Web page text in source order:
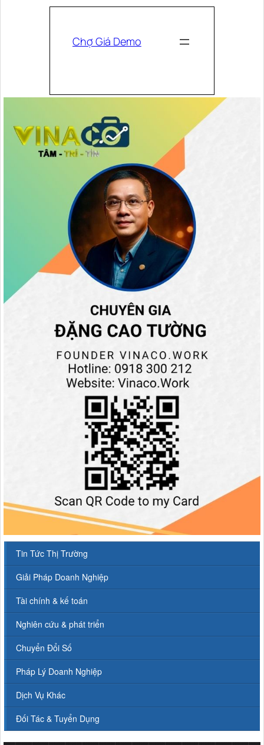
Tin Tức Thị Trường
Giải Pháp Doanh Nghiệp
Tài chính & kế toán
Nghiên cứu & phát triển
Chuyển Đổi Số
Pháp Lý Doanh Nghiệp
Dịch Vụ Khác
Đối Tác & Tuyển Dụng